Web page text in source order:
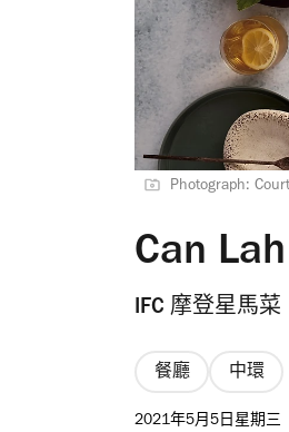
Photograph:
Can Lah
IFC 摩登星馬菜
餐廳 中環
2021年5月5日星期三